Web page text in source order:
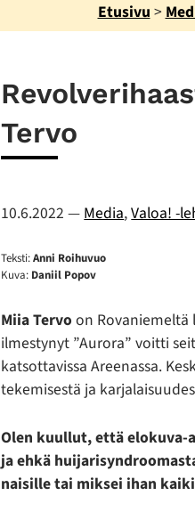
Etusivu>
Tervo
10.6.2022 —Media,Valoa! -
Teksti:Anni Roihuvuo
Kuva: Daniil Popov
Miia Tervo on Rovaniemeltä
ilmestynyt ”Aurora” voitti
katsottavissa Areenassa.
tekemisestä ja
Olen kuullut, että elokuva-
ja ehkä
naisille tai miksei ihan